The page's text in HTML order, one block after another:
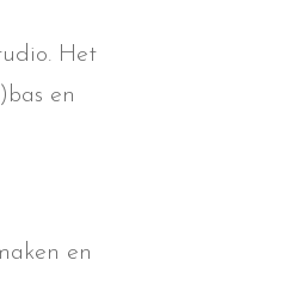
Het
en
en